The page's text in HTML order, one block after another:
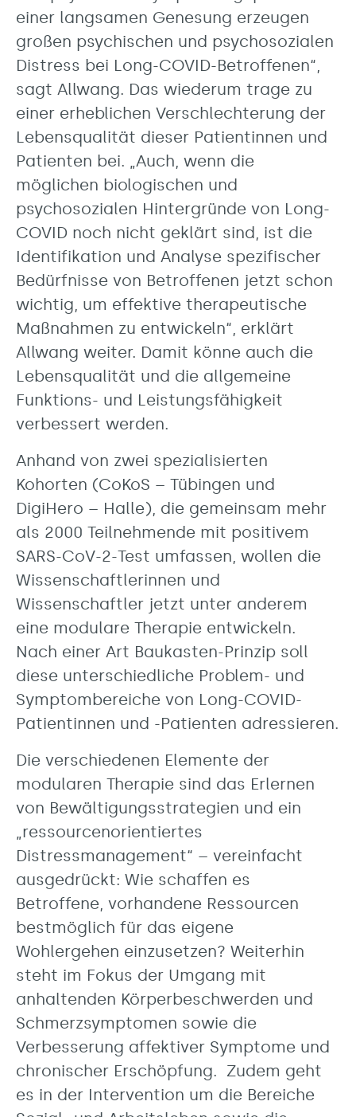
einer langsamen Genesung erzeugen
großen psychischen und psychosozialen
Distress bei Long-COVID-Betroffenen“,
sagt Allwang. Das wiederum trage zu
einer erheblichen Verschlechterung der
Lebensqualität dieser Patientinnen und
Patienten bei. „Auch, wenn die
möglichen biologischen und
psychosozialen Hintergründe von Long-
COVID noch nicht geklärt sind, ist die
Identifikation und Analyse spezifischer
Bedürfnisse von Betroffenen jetzt schon
wichtig, um effektive therapeutische
Maßnahmen zu entwickeln“, erklärt
Allwang weiter. Damit könne auch die
Lebensqualität und die allgemeine
Funktions- und Leistungsfähigkeit
verbessert werden.
Anhand von zwei spezialisierten
Kohorten (CoKoS – Tübingen und
DigiHero – Halle), die gemeinsam mehr
als 2000 Teilnehmende mit positivem
SARS-CoV-2-Test umfassen, wollen die
Wissenschaftlerinnen und
Wissenschaftler jetzt unter anderem
eine modulare Therapie entwickeln.
Nach einer Art Baukasten-Prinzip soll
diese unterschiedliche Problem- und
Symptombereiche von Long-COVID-
Patientinnen und -Patienten adressieren.
Die verschiedenen Elemente der
modularen Therapie sind das Erlernen
von Bewältigungsstrategien und ein
„ressourcenorientiertes
Distressmanagement“ – vereinfacht
ausgedrückt: Wie schaffen es
Betroffene, vorhandene Ressourcen
bestmöglich für das eigene
Wohlergehen einzusetzen? Weiterhin
steht im Fokus der Umgang mit
anhaltenden Körperbeschwerden und
Schmerzsymptomen sowie die
Verbesserung affektiver Symptome und
chronischer Erschöpfung. Zudem geht
es in der Intervention um die Bereiche